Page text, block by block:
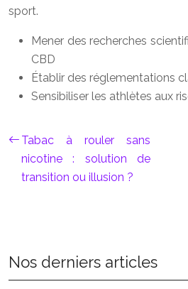
sport.
Mener des recherches
CBD
Établir des réglementations
Sensibiliser les athlètes aux
Tabac à rouler sans
nicotine : solution de
transition ou illusion ?
Nos derniers articles